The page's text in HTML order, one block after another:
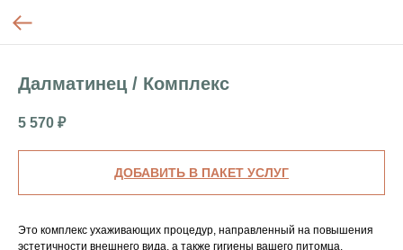
Далматинец / Комплекс
5 570 ₽
ДОБАВИТЬ В ПАКЕТ УСЛУГ
Это комплекс ухаживающих процедур, направленный на повышения
эстетичности внешнего вида, а также гигиены вашего питомца.